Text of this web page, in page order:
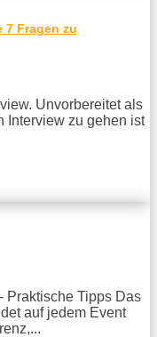
7 Fragen zu
Unvorbereitet als
Interview zu gehen ist
Praktische Tipps Das
auf jedem Event